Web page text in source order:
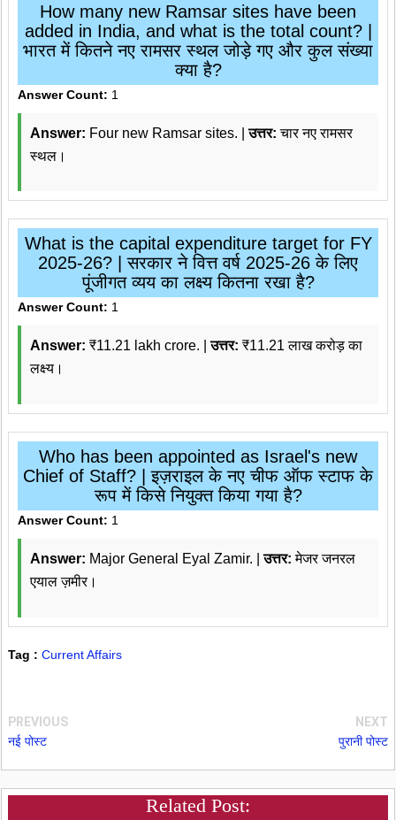
How many new Ramsar sites have been
added in India, and what is the total count? |
भारत में कितने नए रामसर स्थल जोड़े गए और कुल संख्या
क्या है?
Answer Count: 1
Answer: Four new Ramsar sites. |उत्तर: चार नए रामसर
स्थल।
What is the capital expenditure target for FY
2025-26? | सरकार ने वित्त वर्ष 2025-26 के लिए
पूंजीगत व्यय का लक्ष्य कितना रखा है?
Answer Count: 1
Answer: ₹11.21 lakh crore. |उत्तर: ₹11.21 लाख करोड़ का
लक्ष्य।
Who has been appointed as Israel's new
Chief of Staff? | इज़राइल के नए चीफ ऑफ स्टाफ के
रूप में किसे नियुक्त किया गया है?
Answer Count: 1
Answer: Major General Eyal Zamir. |उत्तर: मेजर जनरल
एयाल ज़मीर।
Tag : Current Affairs
PREVIOUS
नई पोस्ट
NEXT
पुरानी पोस्ट
Related Post: